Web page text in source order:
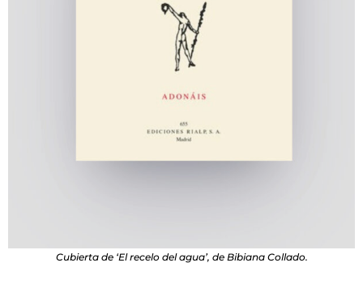
Cubierta de ‘El recelo del agua’, de Bibiana Collado.